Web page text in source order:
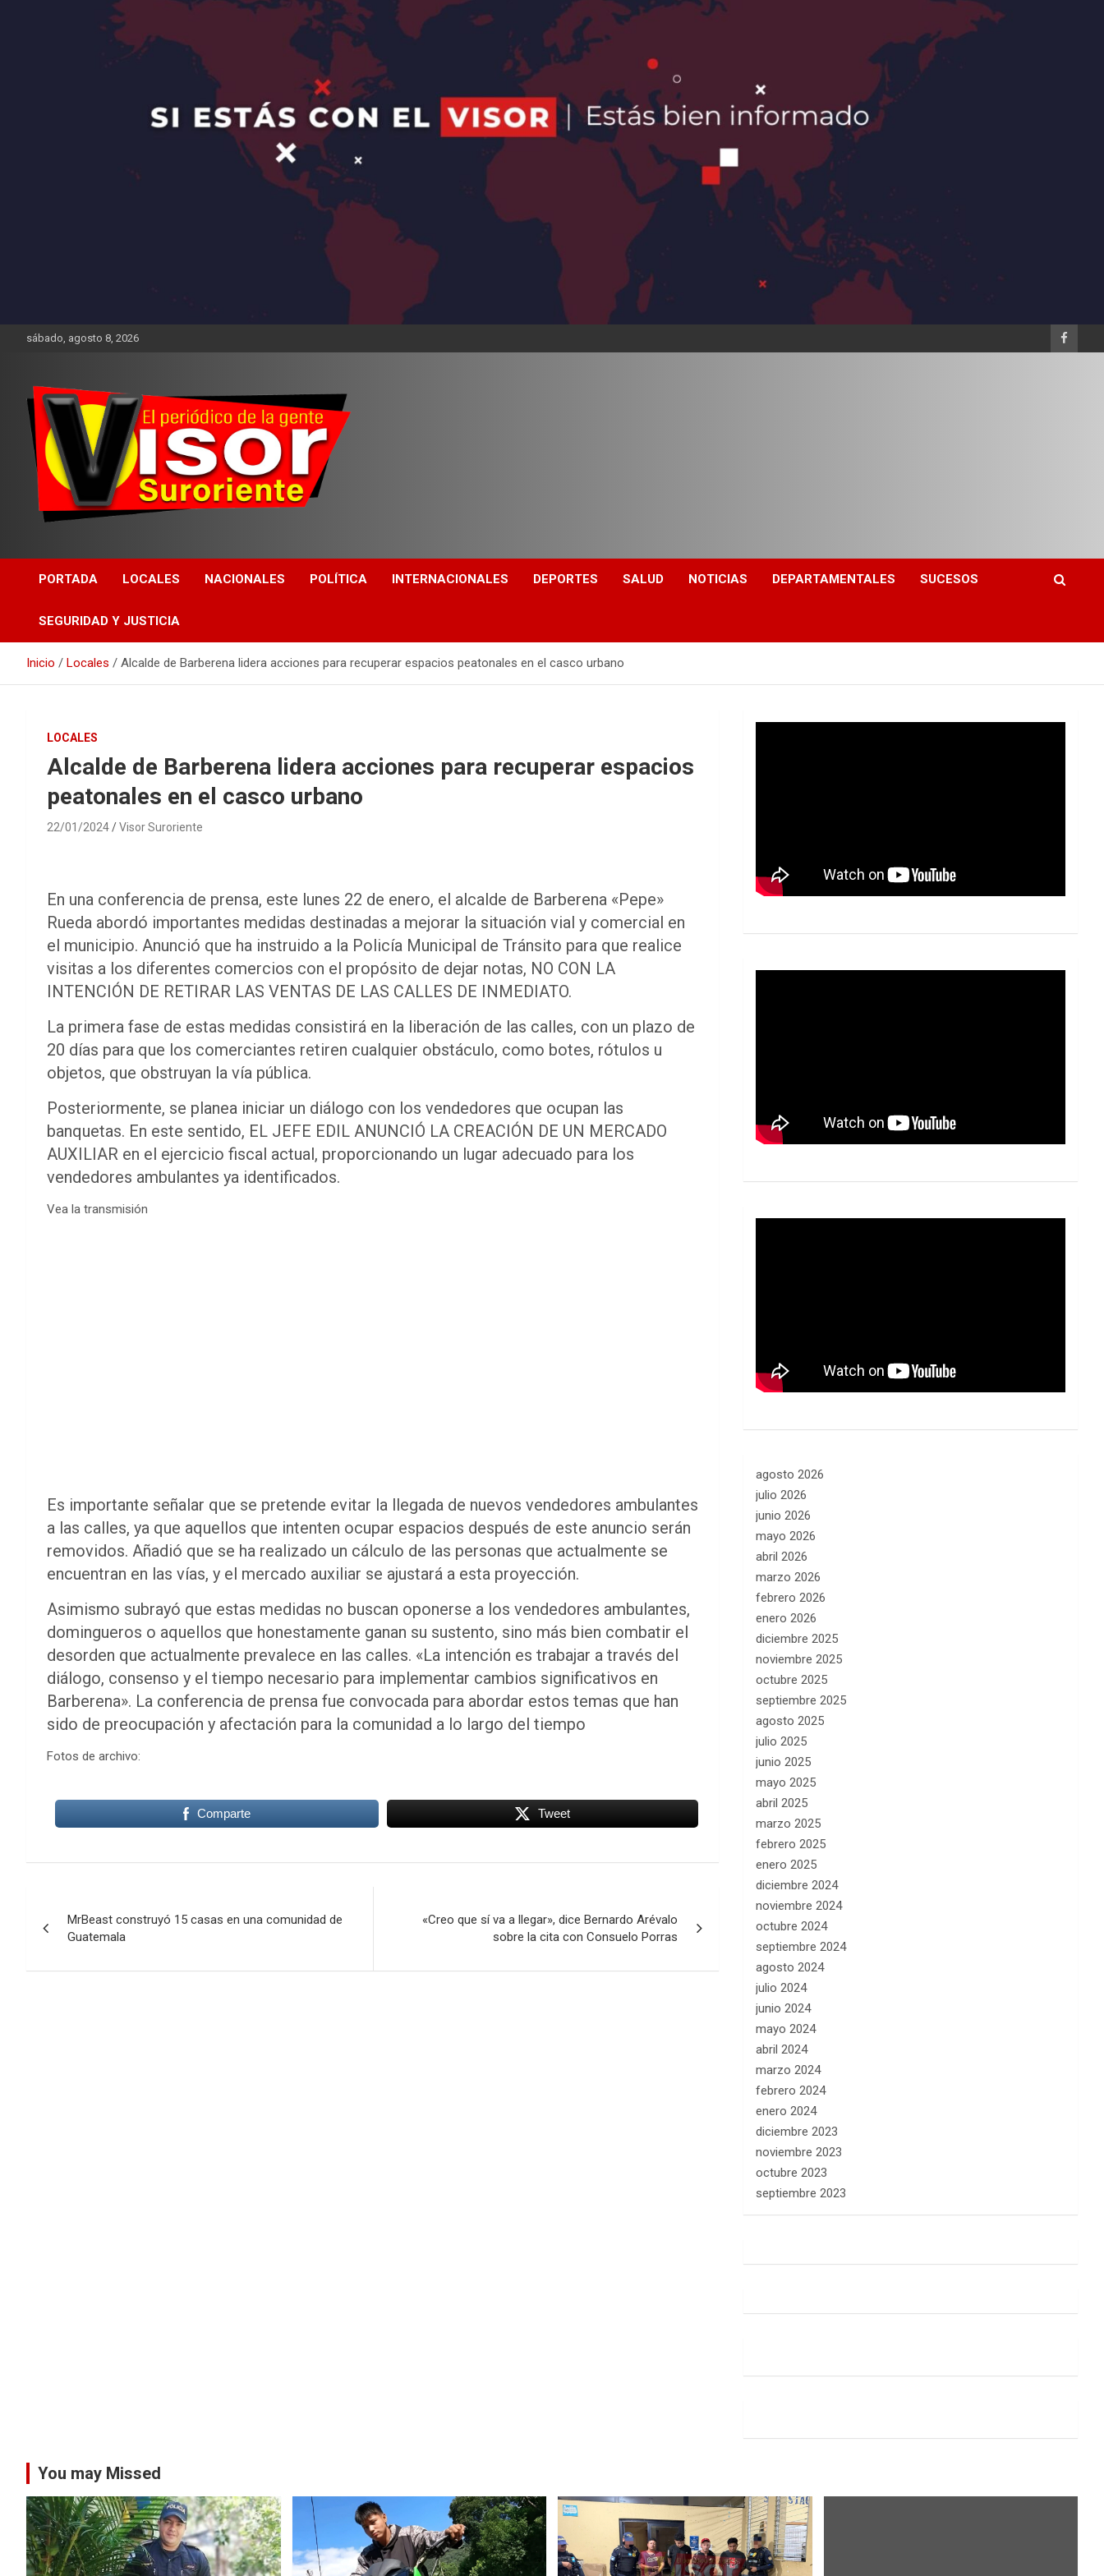
sábado, agosto 8, 2026
PORTADA LOCALES NACIONALES POLÍTICA INTERNACIONALES DEPORTES SALUD NOTICIAS DEPARTAMENTALES SUCESOS
SEGURIDAD Y JUSTICIA
Inicio Locales Alcalde de Barberena lidera acciones para recuperar espacios peatonales en el casco urbano
LOCALES
Alcalde de Barberena lidera acciones para recuperar espacios
peatonales en el casco urbano
22/01/2024 Visor Suroriente
En una conferencia de prensa, este lunes 22 de enero, el alcalde de Barberena «Pepe»
Rueda abordó importantes medidas destinadas a mejorar la situación vial y comercial en
el municipio. Anunció que ha instruido a la Policía Municipal de Tránsito para que realice
visitas a los diferentes comercios con el propósito de dejar notas, NO CON LA
INTENCIÓN DE RETIRAR LAS VENTAS DE LAS CALLES DE INMEDIATO.
La primera fase de estas medidas consistirá en la liberación de las calles, con un plazo de
20 días para que los comerciantes retiren cualquier obstáculo, como botes, rótulos u
objetos, que obstruyan la vía pública.
Posteriormente, se planea iniciar un diálogo con los vendedores que ocupan las
banquetas. En este sentido, EL JEFE EDIL ANUNCIÓ LA CREACIÓN DE UN MERCADO
AUXILIAR en el ejercicio fiscal actual, proporcionando un lugar adecuado para los
vendedores ambulantes ya identificados.
Vea la transmisión
Es importante señalar que se pretende evitar la llegada de nuevos vendedores ambulantes
a las calles, ya que aquellos que intenten ocupar espacios después de este anuncio serán
removidos. Añadió que se ha realizado un cálculo de las personas que actualmente se
encuentran en las vías, y el mercado auxiliar se ajustará a esta proyección.
Asimismo subrayó que estas medidas no buscan oponerse a los vendedores ambulantes,
domingueros o aquellos que honestamente ganan su sustento, sino más bien combatir el
desorden que actualmente prevalece en las calles. «La intención es trabajar a través del
diálogo, consenso y el tiempo necesario para implementar cambios significativos en
Barberena». La conferencia de prensa fue convocada para abordar estos temas que han
sido de preocupación y afectación para la comunidad a lo largo del tiempo
Fotos de archivo:
Comparte Tweet
de
entradas
MrBeast construyó 15 casas en una comunidad de
Guatemala
«Creo que sí va a llegar», dice Bernardo Arévalo
sobre la cita con Consuelo Porras
agosto 2026
julio 2026
junio 2026
mayo 2026
abril 2026
marzo 2026
febrero 2026
enero 2026
diciembre 2025
noviembre 2025
octubre 2025
septiembre 2025
agosto 2025
julio 2025
junio 2025
mayo 2025
abril 2025
marzo 2025
febrero 2025
enero 2025
diciembre 2024
noviembre 2024
octubre 2024
septiembre 2024
agosto 2024
julio 2024
junio 2024
mayo 2024
abril 2024
marzo 2024
febrero 2024
enero 2024
diciembre 2023
noviembre 2023
octubre 2023
septiembre 2023
You may Missed